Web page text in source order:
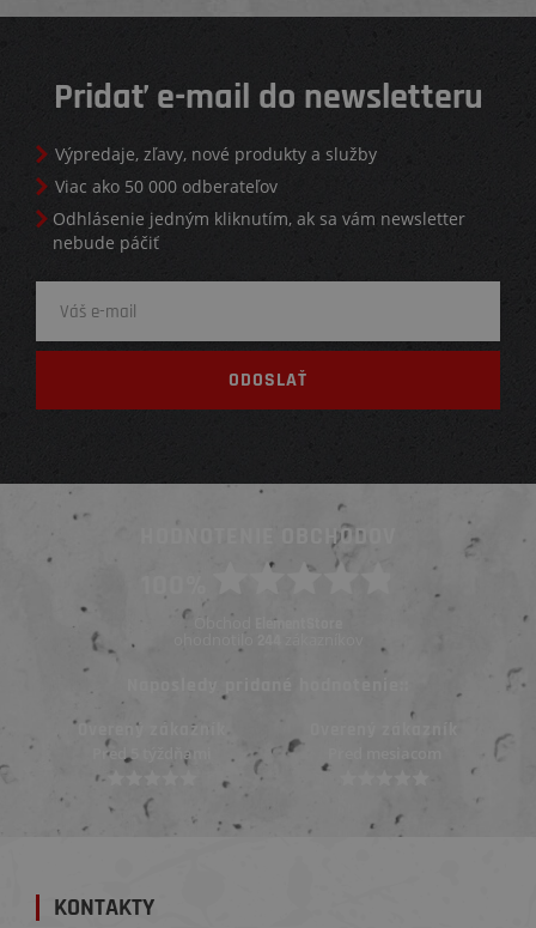
Pridať e-mail do newsletteru
Výpredaje, zľavy, nové produkty a služby
Viac ako 50 000 odberateľov
Odhlásenie jedným kliknutím, ak sa vám newsletter
nebude páčiť
HODNOTENIE OBCHODOV
Obchod ElementStore
ohodnotilo
Naposledy pridané hodnotenie::
Overený zákazník
Pred mesiacom
KONTAKTY